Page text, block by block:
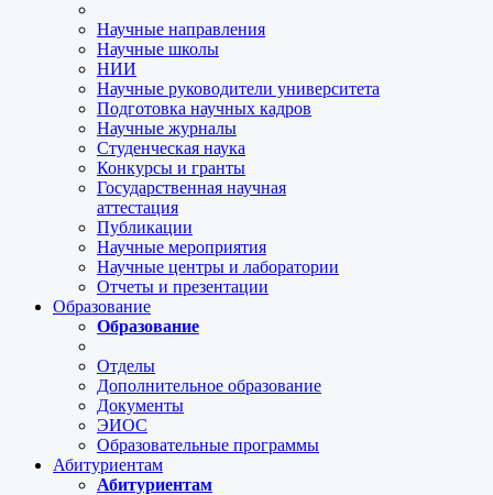
Научные направления
Научные школы
НИИ
Научные руководители университета
Подготовка научных кадров
Научные журналы
Студенческая наука
Конкурсы и гранты
Государственная научная
аттестация
Публикации
Научные мероприятия
Научные центры и лаборатории
Отчеты и презентации
Образование
Образование
Отделы
Дополнительное образование
Документы
ЭИОС
Образовательные программы
Абитуриентам
Абитуриентам